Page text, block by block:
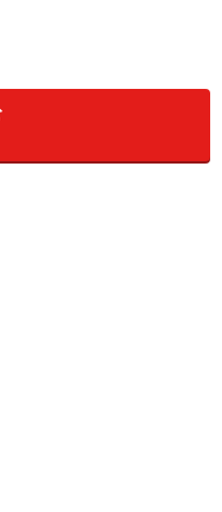
たるみを持たせて
います。空いている
右手の間が白い矢印